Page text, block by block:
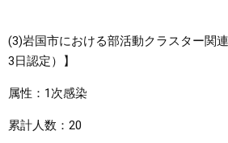
(3)岩国市における部活動クラスター関
3日認定）】
属性：1次感染
累計人数：20